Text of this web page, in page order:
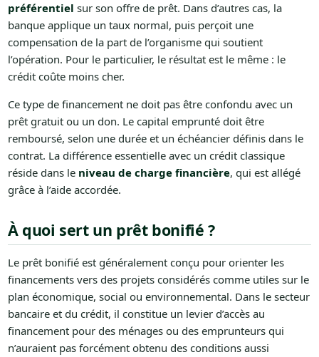
préférentiel sur son offre de prêt. Dans d’autres cas, la
banque applique un taux normal, puis perçoit une
compensation de la part de l’organisme qui soutient
l’opération. Pour le particulier, le résultat est le même : le
crédit coûte moins cher.
Ce type de financement ne doit pas être confondu avec un
prêt gratuit ou un don. Le capital emprunté doit être
remboursé, selon une durée et un échéancier définis dans le
contrat. La différence essentielle avec un crédit classique
réside dans le niveau de charge financière, qui est allégé
grâce à l’aide accordée.
À quoi sert un prêt bonifié ?
Le prêt bonifié est généralement conçu pour orienter les
financements vers des projets considérés comme utiles sur le
plan économique, social ou environnemental. Dans le secteur
bancaire et du crédit, il constitue un levier d’accès au
financement pour des ménages ou des emprunteurs qui
n’auraient pas forcément obtenu des conditions aussi